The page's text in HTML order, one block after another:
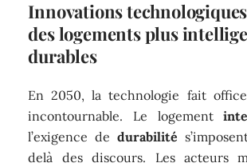
Innovations
des logements plus
durables
En 2050, la technologie fait
incontournable. Le logement
l’exigence dedurabilité
delà des discours. Les acteurs